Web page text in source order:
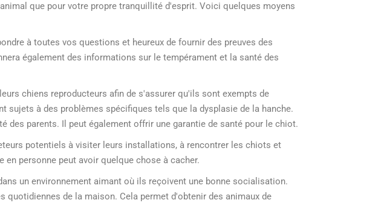
que pour votre propre tranquillité d'esprit. Voici quelques moyens
à toutes vos questions et heureux de fournir des preuves des
également des informations sur le tempérament et la santé des
chiens reproducteurs afin de s'assurer qu'ils sont exempts de
sujets à des problèmes spécifiques tels que la dysplasie de la hanche.
des parents. Il peut également offrir une garantie de santé pour le chiot.
potentiels à visiter leurs installations, à rencontrer les chiots et
personne peut avoir quelque chose à cacher.
un environnement aimant où ils reçoivent une bonne socialisation.
de la maison. Cela permet d'obtenir des animaux de